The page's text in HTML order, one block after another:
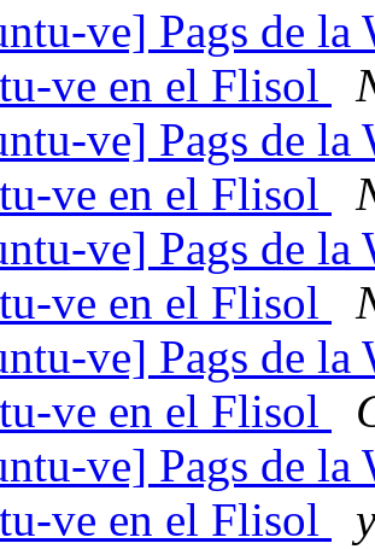
ve] Pags de la
ve en el Flisol
ve] Pags de la
ve en el Flisol
ve] Pags de la
ve en el Flisol
ve] Pags de la
ve en el Flisol
ve] Pags de la
ve en el Flisol